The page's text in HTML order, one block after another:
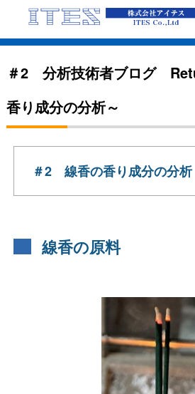
＃2 分析技術者ブログ
香り成分の分析～
＃2 線香の香り成分の分析
線香の原料